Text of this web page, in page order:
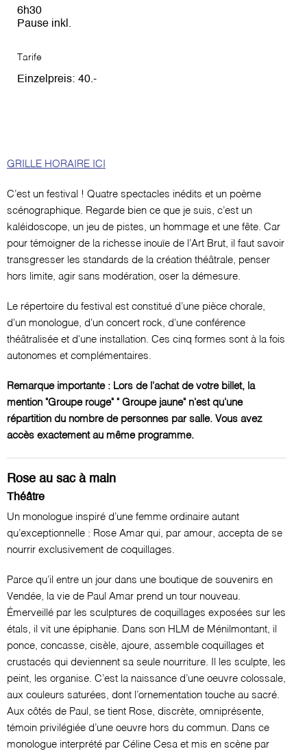
6h30
Pause inkl.
Tarife
Einzelpreis 40
GRILLE HORAIRE ICI
C’est un festival ! Quatre spectacles inédits et un poème
scénographique. Regarde bien ce que je suis, c’est un
kaléidoscope, un jeu de pistes, un hommage et une fête. Car
pour témoigner de la richesse inouïe de l’Art Brut, il faut savoir
transgresser les standards de la création théâtrale, penser
hors limite, agir sans modération, oser la démesure.
Le répertoire du festival est constitué d’une pièce chorale,
d'un monologue, d'un concert rock, d'une conférence
théâtralisée et d'une installation. Ces cinq formes sont à la fois
autonomes et complémentaires.
Remarque importante : Lors de l'achat de votre billet, la
mention "Groupe rouge" " Groupe jaune" n'est qu'une
répartition du nombre de personnes par salle. Vous avez
accès exactement au même programme.
Rose au sac à main
Théâtre
Un monologue inspiré d’une femme ordinaire autant
qu’exceptionnelle : Rose Amar qui, par amour, accepta de se
nourrir exclusivement de coquillages.
Parce qu’il entre un jour dans une boutique de souvenirs en
Vendée, la vie de Paul Amar prend un tour nouveau.
Émerveillé par les sculptures de coquillages exposées sur les
étals, il vit une épiphanie. Dans son HLM de Ménilmontant, il
ponce, concasse, cisèle, ajoure, assemble coquillages et
crustacés qui deviennent sa seule nourriture. Il les sculpte, les
peint, les organise. C’est la naissance d’une oeuvre colossale,
aux couleurs saturées, dont l’ornementation touche au sacré.
Aux côtés de Paul, se tient Rose, discrète, omniprésente,
témoin privilégiée d’une oeuvre hors du commun. Dans ce
monologue interprété par Céline Cesa et mis en scène par